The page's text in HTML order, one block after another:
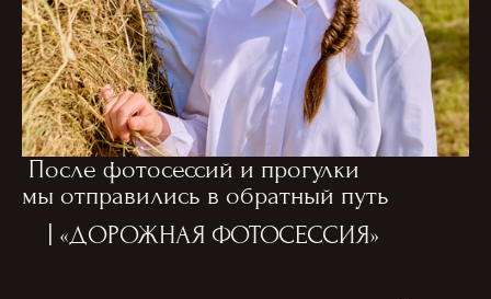
После фотосессий и прогулки
мы отправились в обратный путь
| «ДОРОЖНАЯ ФОТОСЕССИЯ»